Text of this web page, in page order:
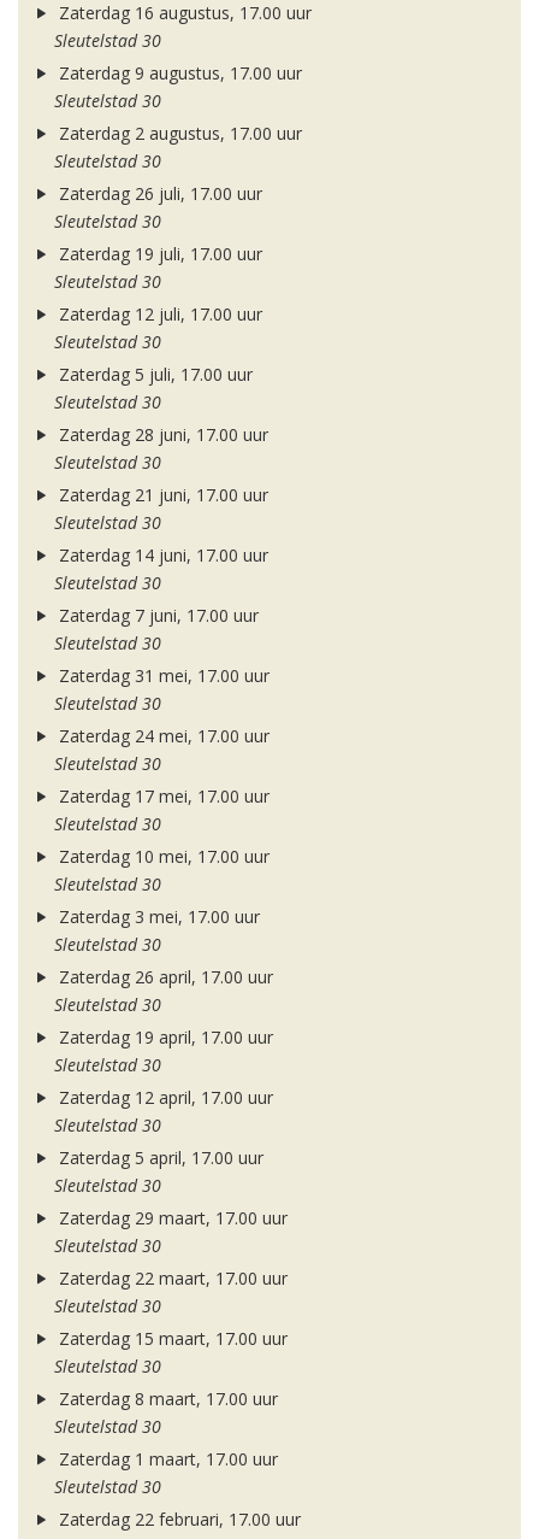
Zaterdag 16 augustus, 17.00 uur
Sleutelstad 30
Zaterdag 9 augustus, 17.00 uur
Sleutelstad 30
Zaterdag 2 augustus, 17.00 uur
Sleutelstad 30
Zaterdag 26 juli, 17.00 uur
Sleutelstad 30
Zaterdag 19 juli, 17.00 uur
Sleutelstad 30
Zaterdag 12 juli, 17.00 uur
Sleutelstad 30
Zaterdag 5 juli, 17.00 uur
Sleutelstad 30
Zaterdag 28 juni, 17.00 uur
Sleutelstad 30
Zaterdag 21 juni, 17.00 uur
Sleutelstad 30
Zaterdag 14 juni, 17.00 uur
Sleutelstad 30
Zaterdag 7 juni, 17.00 uur
Sleutelstad 30
Zaterdag 31 mei, 17.00 uur
Sleutelstad 30
Zaterdag 24 mei, 17.00 uur
Sleutelstad 30
Zaterdag 17 mei, 17.00 uur
Sleutelstad 30
Zaterdag 10 mei, 17.00 uur
Sleutelstad 30
Zaterdag 3 mei, 17.00 uur
Sleutelstad 30
Zaterdag 26 april, 17.00 uur
Sleutelstad 30
Zaterdag 19 april, 17.00 uur
Sleutelstad 30
Zaterdag 12 april, 17.00 uur
Sleutelstad 30
Zaterdag 5 april, 17.00 uur
Sleutelstad 30
Zaterdag 29 maart, 17.00 uur
Sleutelstad 30
Zaterdag 22 maart, 17.00 uur
Sleutelstad 30
Zaterdag 15 maart, 17.00 uur
Sleutelstad 30
Zaterdag 8 maart, 17.00 uur
Sleutelstad 30
Zaterdag 1 maart, 17.00 uur
Sleutelstad 30
Zaterdag 22 februari, 17.00 uur